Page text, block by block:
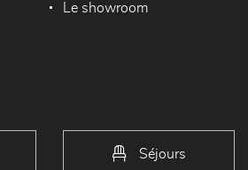
Le showroom
Séjours